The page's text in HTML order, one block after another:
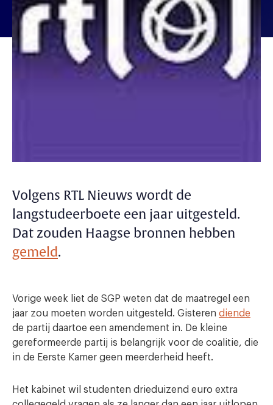
Volgens RTL Nieuws wordt de
langstudeerboete een jaar uitgesteld.
Dat zouden Haagse bronnen hebben
gemeld.
Vorige week liet de SGP weten dat de maatregel een
jaar zou moeten worden uitgesteld. Gisteren diende
de partij daartoe een amendement in. De kleine
gereformeerde partij is belangrijk voor de coalitie, die
in de Eerste Kamer geen meerderheid heeft.
Het kabinet wil studenten drieduizend euro extra